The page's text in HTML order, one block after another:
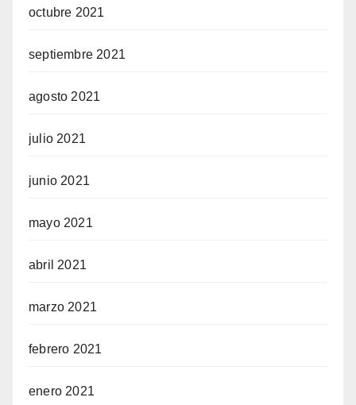
octubre 2021
septiembre 2021
agosto 2021
julio 2021
junio 2021
mayo 2021
abril 2021
marzo 2021
febrero 2021
enero 2021